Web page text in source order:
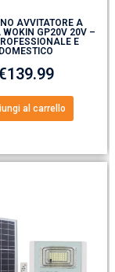
AVVITATORE A
WOKIN GP20V 20V –
E
DOMESTICO
139.99
al carrello